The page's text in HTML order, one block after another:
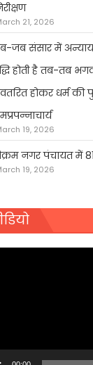
21, 2026
जब संसार में
होती है तब-तब
होकर धर्म की
19, 2026
नगर पंचायत में
19, 2026